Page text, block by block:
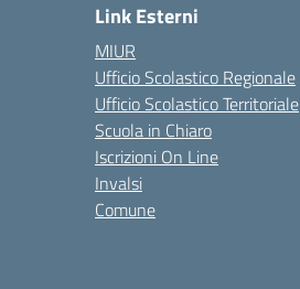
Link Esterni
MIUR
Ufficio Scolastico Regionale
Ufficio Scolastico Territoriale
Scuola in Chiaro
Iscrizioni On Line
Invalsi
Comune